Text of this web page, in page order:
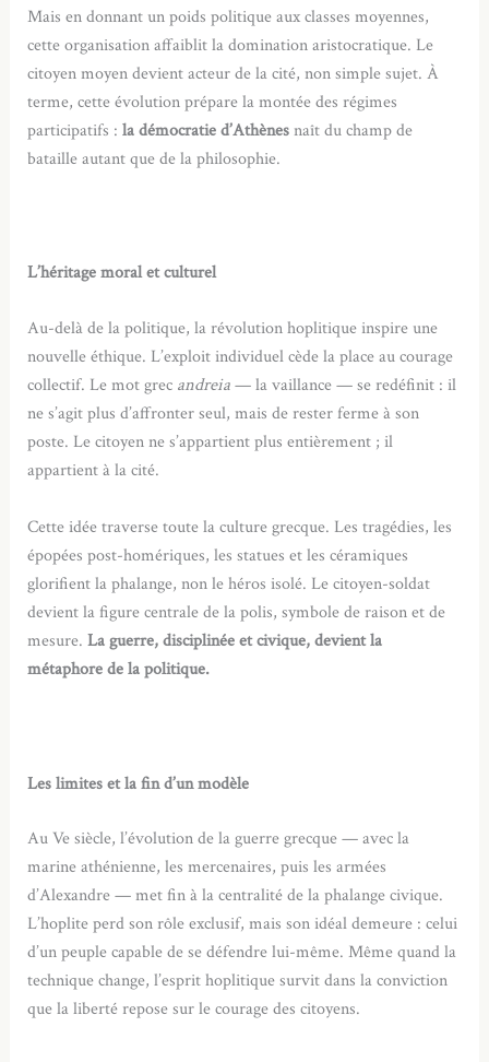
Mais en donnant un poids politique aux classes moyennes,
cette organisation affaiblit la domination aristocratique. Le
citoyen moyen devient acteur de la cité, non simple sujet. À
terme, cette évolution prépare la montée des régimes
participatifs :la démocratie d’Athènesnaît du champ de
bataille autant que de la philosophie.
L’héritage moral et culturel
Au-delà de la politique, la révolution hoplitique inspire une
nouvelle éthique. L’exploit individuel cède la place au courage
collectif. Le mot grec andreia— la vaillance — se redéfinit : il
ne s’agit plus d’affronter seul, mais de rester ferme à son
poste. Le citoyen ne s’appartient plus entièrement ; il
appartient à la cité.
Cette idée traverse toute la culture grecque. Les tragédies, les
épopées post-homériques, les statues et les céramiques
glorifient la phalange, non le héros isolé. Le citoyen-soldat
devient la figure centrale de la polis, symbole de raison et de
mesure.La guerre, disciplinée et civique, devient la
métaphore de la politique.
Les limites et la fin d’un modèle
Au Ve siècle, l’évolution de la guerre grecque — avec la
marine athénienne, les mercenaires, puis les armées
d’Alexandre — met fin à la centralité de la phalange civique.
L’hoplite perd son rôle exclusif, mais son idéal demeure : celui
d’un peuple capable de se défendre lui-même. Même quand la
technique change, l’esprit hoplitique survit dans la conviction
que la liberté repose sur le courage des citoyens.